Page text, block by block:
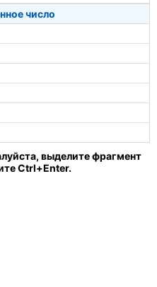
число
выделите фрагмент
Ctrl+Enter.